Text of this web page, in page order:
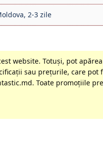
2-3 zile
website. Totuși, pot
sau preţurile, care pot
Toate promoţiile